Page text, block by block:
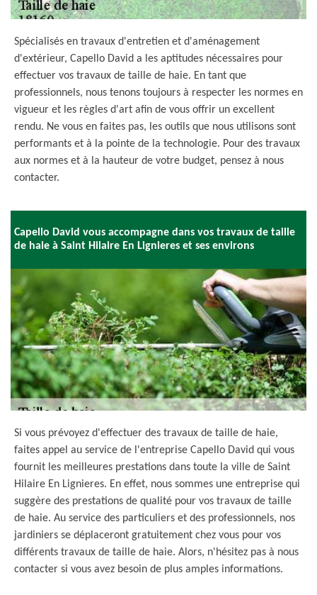
Spécialisés en travaux d'entretien et d'aménagement
d'extérieur, Capello David a les aptitudes nécessaires pour
effectuer vos travaux de taille de haie. En tant que
professionnels, nous tenons toujours à respecter les normes en
vigueur et les règles d'art afin de vous offrir un excellent
rendu. Ne vous en faites pas, les outils que nous utilisons sont
performants et à la pointe de la technologie. Pour des travaux
aux normes et à la hauteur de votre budget, pensez à nous
contacter.
Capello David vous accompagne dans vos travaux de taille
de haie à Saint Hilaire En Lignieres et ses environs
Si vous prévoyez d'effectuer des travaux de taille de haie,
faites appel au service de l'entreprise Capello David qui vous
fournit les meilleures prestations dans toute la ville de Saint
Hilaire En Lignieres. En effet, nous sommes une entreprise qui
suggère des prestations de qualité pour vos travaux de taille
de haie. Au service des particuliers et des professionnels, nos
jardiniers se déplaceront gratuitement chez vous pour vos
différents travaux de taille de haie. Alors, n'hésitez pas à nous
contacter si vous avez besoin de plus amples informations.